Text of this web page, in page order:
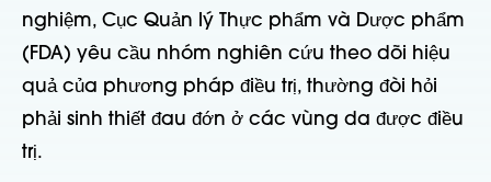
nghiệm, Cục Quản lý Thực phẩm và Dược phẩm
(FDA) yêu cầu nhóm nghiên cứu theo dõi hiệu
quả của phương pháp điều trị, thường đòi hỏi
phải sinh thiết đau đớn ở các vùng da được điều
trị.